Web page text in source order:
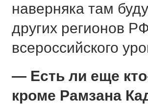
наверняка там
других регионов
всероссийского
— Есть ли еще
кроме Рамзана